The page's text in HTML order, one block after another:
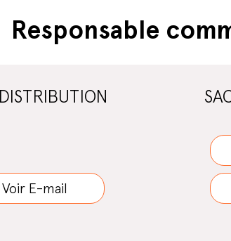
Responsable
Voir E-mail